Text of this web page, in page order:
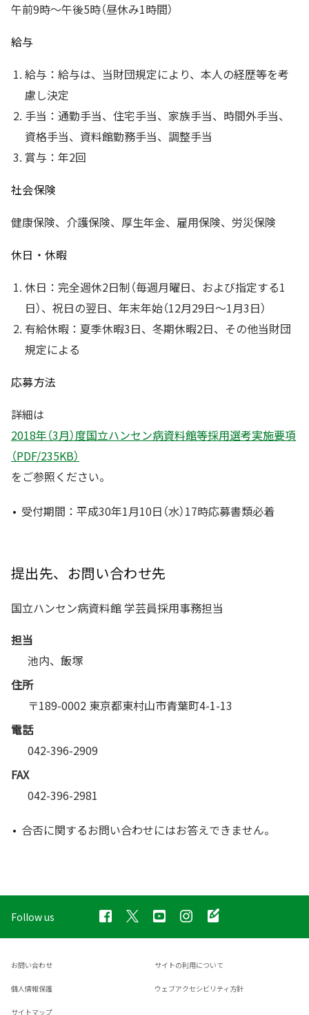
午前9時～午後5時（昼休み1時間）
給与
給与：給与は、当財団規定により、本人の経歴等を考
慮し決定
手当：通勤手当、住宅手当、家族手当、時間外手当、
資格手当、資料館勤務手当、調整手当
賞与：年2回
社会保険
健康保険、介護保険、厚生年金、雇用保険、労災保険
休日・休暇
休日：完全週休2日制（毎週月曜日、および指定する1
日）、祝日の翌日、年末年始（12月29日～1月3日）
有給休暇：夏季休暇3日、冬期休暇2日、その他当財団
規定による
応募方法
詳細は
2018年（3月）度国立ハンセン病資料館等採用選考実施要項
（PDF/235KB）
をご参照ください。
受付期間：平成30年1月10日（水）17時応募書類必着
提出先、お問い合わせ先
国立ハンセン病資料館 学芸員採用事務担当
担当
池内、飯塚
住所
〒189-0002 東京都東村山市青葉町4-1-13
電話
042-396-2909
FAX
042-396-2981
合否に関するお問い合わせにはお答えできません。
Follow us
お問い合わせ サイトの利用について
個人情報保護 ウェブアクセシビリティ方針
サイトマップ